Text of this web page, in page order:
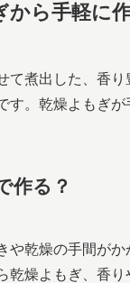
から手軽に
て煮出した、香
す。乾燥よもぎ
作る？
や乾燥の手間が
乾燥よもぎ、香